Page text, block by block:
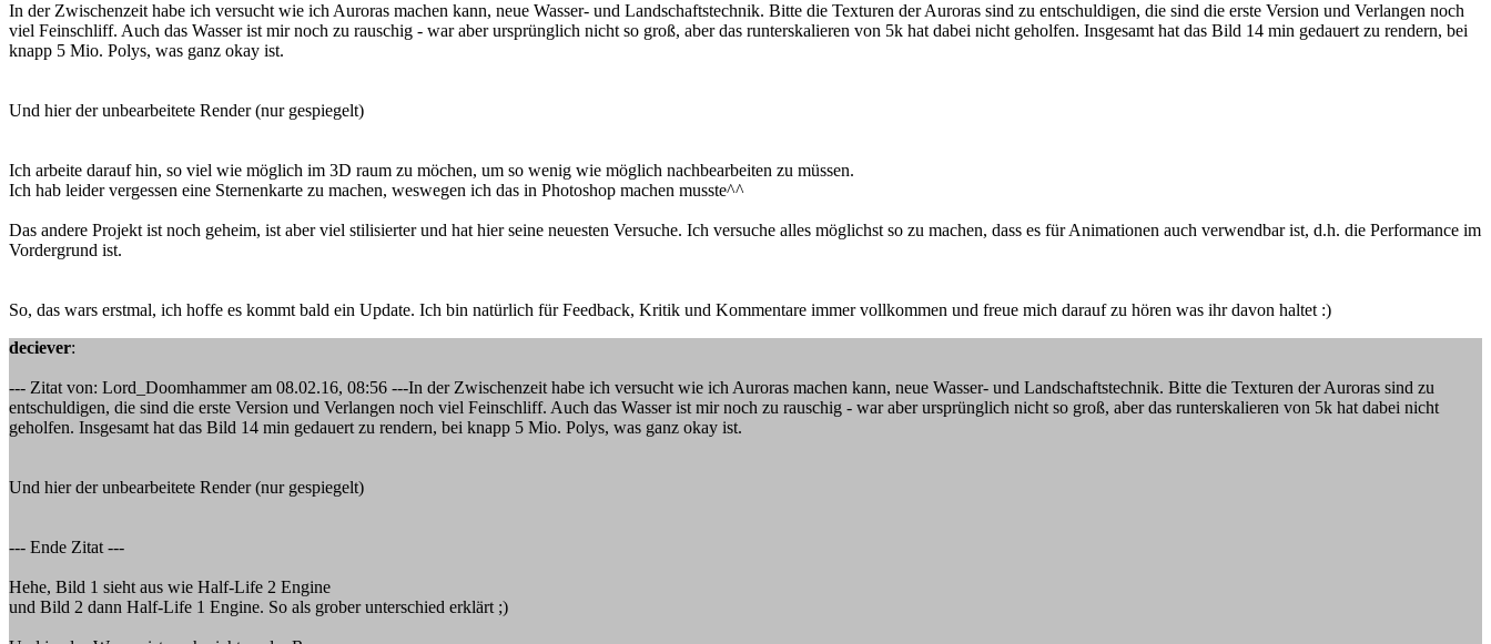
In der Zwischenzeit habe ich versucht wie ich Auroras machen kann, neue Wasser- und Landschaftstechnik. Bitte die Texturen der Auroras sind zu entschuldigen, die sind die erste Version und Verlangen noch
viel Feinschliff. Auch das Wasser ist mir noch zu rauschig - war aber ursprünglich nicht so groß, aber das runterskalieren von 5k hat dabei nicht geholfen. Insgesamt hat das Bild 14 min gedauert zu rendern, bei
knapp 5 Mio. Polys, was ganz okay ist.
Und hier der unbearbeitete Render (nur gespiegelt)
Ich arbeite darauf hin, so viel wie möglich im 3D raum zu möchen, um so wenig wie möglich nachbearbeiten zu müssen.
Ich hab leider vergessen eine Sternenkarte zu machen, weswegen ich das in Photoshop machen musste^^
Das andere Projekt ist noch geheim, ist aber viel stilisierter und hat hier seine neuesten Versuche. Ich versuche alles möglichst so zu machen, dass es für Animationen auch verwendbar ist, d.h. die Performance im
Vordergrund ist.
So, das wars erstmal, ich hoffe es kommt bald ein Update. Ich bin natürlich für Feedback, Kritik und Kommentare immer vollkommen und freue mich darauf zu hören was ihr davon haltet :)
deciever:
--- Zitat von: Lord_Doomhammer am 08.02.16, 08:56 ---In der Zwischenzeit habe ich versucht wie ich Auroras machen kann, neue Wasser- und Landschaftstechnik. Bitte die Texturen der Auroras sind zu
entschuldigen, die sind die erste Version und Verlangen noch viel Feinschliff. Auch das Wasser ist mir noch zu rauschig - war aber ursprünglich nicht so groß, aber das runterskalieren von 5k hat dabei nicht
geholfen. Insgesamt hat das Bild 14 min gedauert zu rendern, bei knapp 5 Mio. Polys, was ganz okay ist.
Und hier der unbearbeitete Render (nur gespiegelt)
--- Ende Zitat ---
Hehe, Bild 1 sieht aus wie Half-Life 2 Engine
und Bild 2 dann Half-Life 1 Engine. So als grober unterschied erklärt ;)